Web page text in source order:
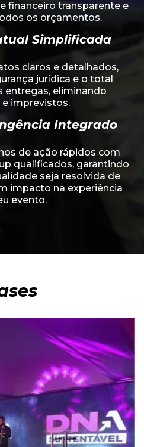
financeiro transparente e
os orçamentos.
Simplificada
claros e detalhados,
jurídica e o total
entregas, eliminando
e imprevistos.
Integrado
de ação rápidos com
qualificados, garantindo
seja resolvida de
impacto na experiência
evento.